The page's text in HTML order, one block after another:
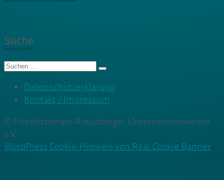
Suche
Suche
Datenschutzerklärung
Kontakt / Impressum
© Friedrichshain-Kreuzberger Unternehmerverein
e.V.
WordPress Cookie-Hinweis von Real Cookie Banner